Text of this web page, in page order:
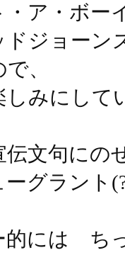
・ア・ボー
ドジョー
、
しみにして
伝文句にの
ーグラント
的には ち